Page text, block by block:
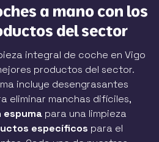
a mano con los
del sector
integral de coche en Vigo
productos del sector.
incluye desengrasantes
eliminar manchas difíciles,
para una limpieza
específicos para el